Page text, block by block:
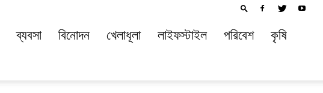
ব্যবসা বিনোদন খেলাধূলা লাইফস্টাইল পরিবেশ
কৃষি